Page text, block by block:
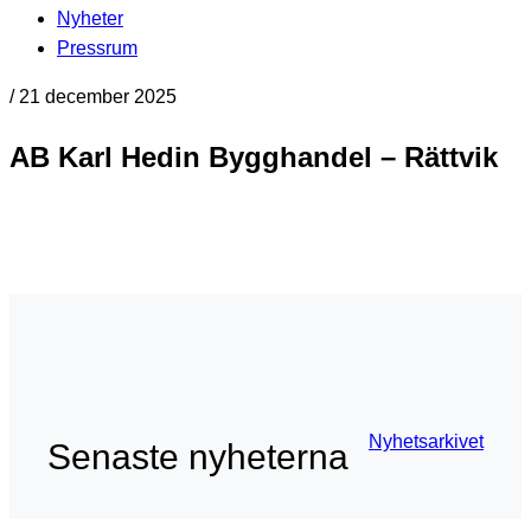
Nyheter
Pressrum
/ 21 december 2025
AB Karl Hedin Bygghandel – Rättvik
Senaste nyheterna Nyhetsarkivet